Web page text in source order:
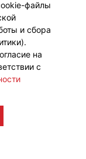
файлы
и сбора
на
с